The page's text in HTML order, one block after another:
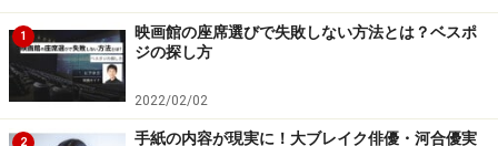
5：『ディア・ファミリー』2024年6月14日
公開
1
映画館の座席選びで失敗しない方法とは？ベスポ
ジの探し方
2022/02/02
2
手紙の内容が現実に！大ブレイク俳優・河合優実